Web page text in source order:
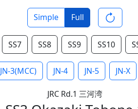
Simple Full
SS7 SS8 SS9 SS10
JN-3(MCC) JN-4 JN-5 JN-X
JRC Rd.1 三河湾